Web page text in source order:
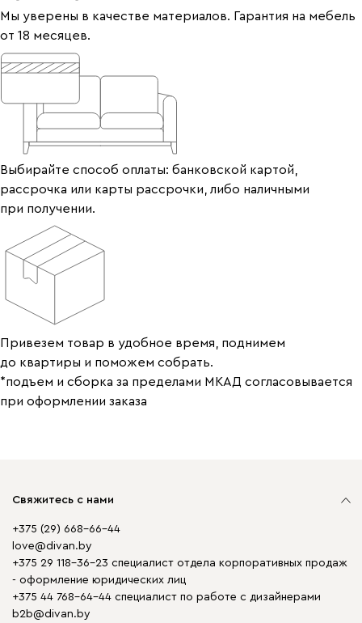
Мы уверены в качестве материалов. Гарантия на мебель
от 18 месяцев.
Выбирайте способ оплаты: банковской картой,
рассрочка или карты рассрочки, либо наличными
при получении.
Привезем товар в удобное время, поднимем
до квартиры и поможем собрать.
*подъем и сборка за пределами МКАД согласовывается
при оформлении заказа
Свяжитесь с нами
+375 (29) 668-66-44
love@divan.by
+375 29 118-36-23 специалист отдела корпоративных продаж
- оформление юридических лиц
+375 44 768-64-44 специалист по работе с дизайнерами
b2b@divan.by